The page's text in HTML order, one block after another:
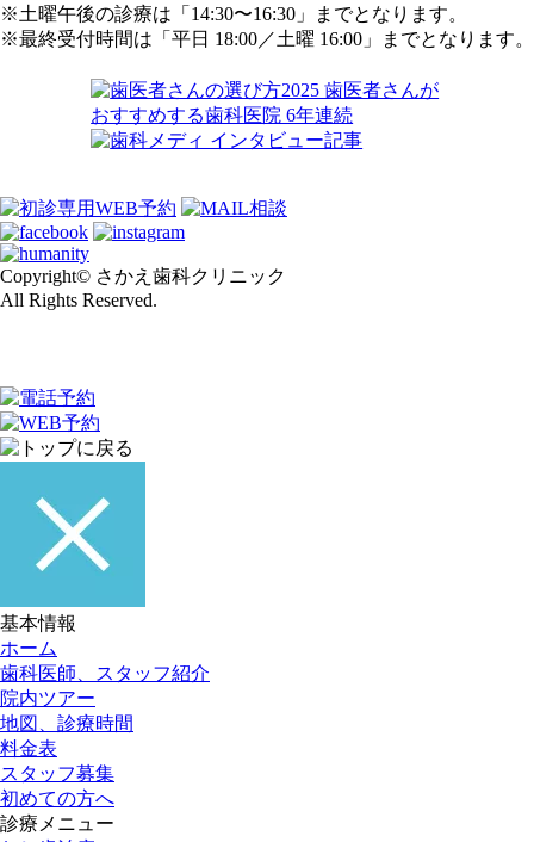
※土曜午後の診療は「14:30〜16:30」までとなります。
※最終受付時間は「平日 18:00／土曜 16:00」までとなります。
Copyright© さかえ歯科クリニック
All Rights Reserved.
基本情報
ホーム
歯科医師、スタッフ紹介
院内ツアー
地図、診療時間
料金表
スタッフ募集
初めての方へ
診療メニュー